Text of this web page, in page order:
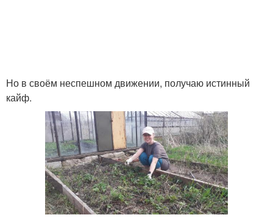
Но в своём неспешном движении, получаю истинный
кайф.